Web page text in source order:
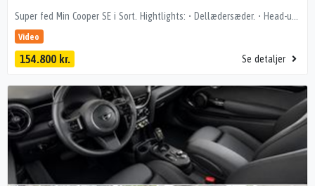
Video
154.800 kr. Se detaljer